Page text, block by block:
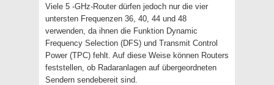
Viele 5 -GHz-Router dürfen jedoch nur die vier
untersten Frequenzen 36, 40, 44 und 48
verwenden, da ihnen die Funktion Dynamic
Frequency Selection (DFS) und Transmit Control
Power (TPC) fehlt. Auf diese Weise können Routers
feststellen, ob Radaranlagen auf übergeordneten
Sendern sendebereit sind.